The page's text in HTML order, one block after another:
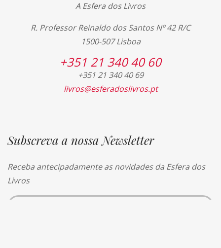
A Esfera dos Livros
R. Professor Reinaldo dos Santos Nº 42 R/C
1500-507 Lisboa
+351 21 340 40 60
+351 21 340 40 69
livros@esferadoslivros.pt
Subscreva a nossa Newsletter
Receba antecipadamente as novidades da Esfera dos
Livros